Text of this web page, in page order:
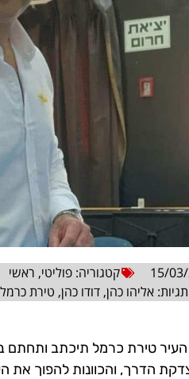
15/ קטגוריה: פוליטי, ראשי
תגיות: אליהו כהן, דודו כהן, טירת כרמל
העיר טירת כרמל תיכתב ותחתם
הדרך, והכוונות להפוך את